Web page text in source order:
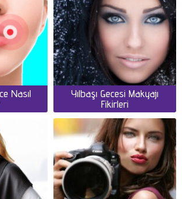
Nasıl
Yılbaşı Gecesi Makyajı
Fikirleri